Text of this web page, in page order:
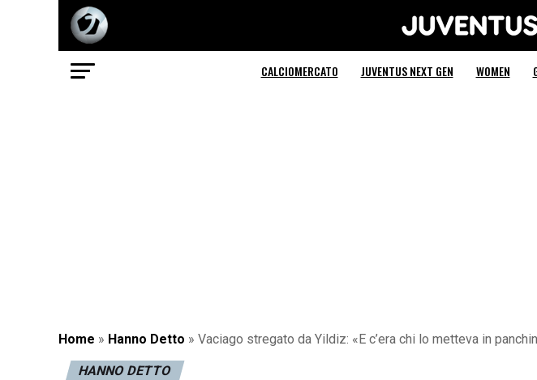
CALCIOMERCATO JUVENTUS NEXT GEN WOMEN
Home » Hanno Detto » Vaciago stregato da Yildiz: «E c’era chi lo metteva in
HANNO DETTO